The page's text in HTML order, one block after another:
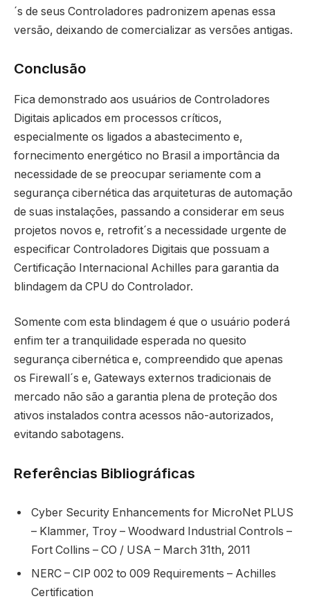
´s de seus Controladores padronizem apenas essa
versão, deixando de comercializar as versões antigas.
Conclusão
Fica demonstrado aos usuários de Controladores
Digitais aplicados em processos críticos,
especialmente os ligados a abastecimento e,
fornecimento energético no Brasil a importância da
necessidade de se preocupar seriamente com a
segurança cibernética das arquiteturas de automação
de suas instalações, passando a considerar em seus
projetos novos e, retrofit´s a necessidade urgente de
especificar Controladores Digitais que possuam a
Certificação Internacional Achilles para garantia da
blindagem da CPU do Controlador.
Somente com esta blindagem é que o usuário poderá
enfim ter a tranquilidade esperada no quesito
segurança cibernética e, compreendido que apenas
os Firewall´s e, Gateways externos tradicionais de
mercado não são a garantia plena de proteção dos
ativos instalados contra acessos não-autorizados,
evitando sabotagens.
Referências Bibliográficas
Cyber Security Enhancements for MicroNet PLUS
– Klammer, Troy – Woodward Industrial Controls –
Fort Collins – CO / USA – March 31th, 2011
NERC – CIP 002 to 009 Requirements – Achilles
Certification